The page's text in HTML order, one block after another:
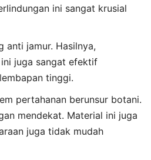
ini sangat krusial
anti jamur. Hasilnya,
juga sangat efektif
tinggi.
pertahanan berunsur botani.
mendekat. Material ini juga
juga tidak mudah